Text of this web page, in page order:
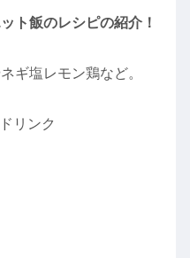
ト飯のレシピの紹介！
ギ塩レモン鶏など。
リンク